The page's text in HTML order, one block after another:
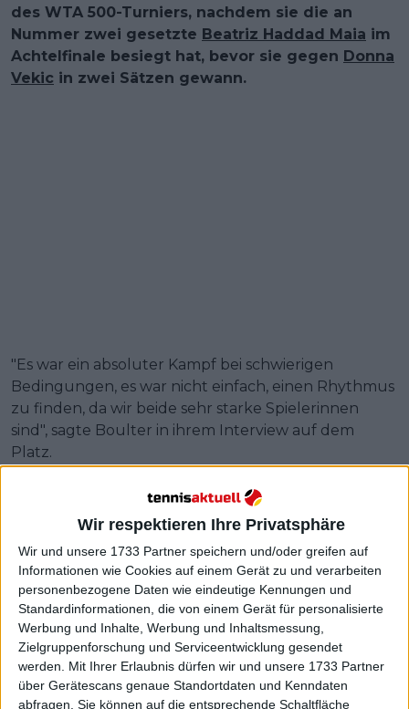
Wir respektieren Ihre Privatsphäre
Wir und unsere 1733 Partner speichern und/oder greifen auf
Informationen wie Cookies auf einem Gerät zu und verarbeiten
personenbezogene Daten wie eindeutige Kennungen und
Standardinformationen, die von einem Gerät für personalisierte
Werbung und Inhalte, Werbung und Inhaltsmessung,
Zielgruppenforschung und Serviceentwicklung gesendet
werden.
Mit Ihrer Erlaubnis dürfen wir und unsere 1733 Partner
über Gerätescans genaue Standortdaten und Kenndaten
abfragen. Sie können auf die entsprechende Schaltfläche
des WTA 500-Turniers, nachdem sie die an
Nummer zwei gesetzte Beatriz Haddad Maia im
Achtelfinale besiegt hat, bevor sie gegen Donna
Vekic in zwei Sätzen gewann.
"Es war ein absoluter Kampf bei schwierigen
Bedingungen, es war nicht einfach, einen Rhythmus
zu finden, da wir beide sehr starke Spielerinnen
sind", sagte Boulter in ihrem Interview auf dem
Platz.
"Irgendwie haben wir im ersten Durchgang einen
Weg über die Linie gefunden und dann im zweiten
Durchgang ein paar wirklich gute Sachen gespielt."